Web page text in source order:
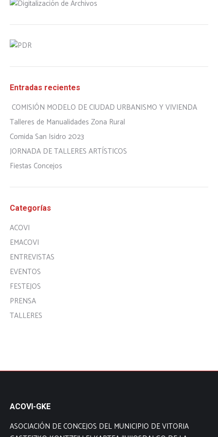
Entradas recientes
COMISIÓN MODELO DE CIUDAD URBANISMO Y VIVIENDA
Talleres de Manualidades Zona Rural
Comida San Isidro 2023
JORNADA DE TALLERES ARTÍSTICOS
Fiestas Concejos
Categorías
ACOVI
EMACOVI
ENTREVISTAS
EVENTOS
FESTEJOS
PRENSA
TALLERES
ACOVI-GKE
ASOCIACIÓN DE CONCEJOS DEL MUNICIPIO DE VITORIA